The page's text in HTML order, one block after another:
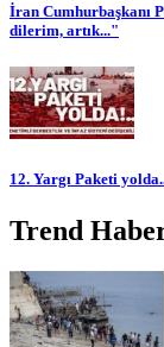
İran Cumhurbaşkanı
dilerim, artık..."
12. Yargı Paketi
Trend